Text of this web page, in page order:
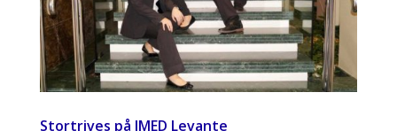
Stortrives på IMED Levante